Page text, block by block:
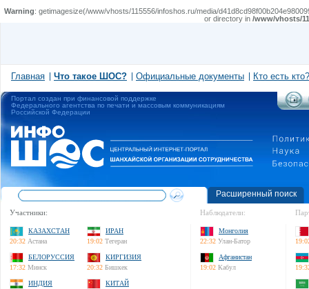
Warning: getimagesize(/www/vhosts/115556/infoshos.ru/media/
or directory in /www/vhosts/
Главная Что такое ШОС? Официальные документы Кто есть кто?
Портал создан при финансовой поддержке
Федерального агентства по печати и массовым коммуникациям
Российской Федерации
Расширенный поиск
Участники:
КАЗАХСТАН
20:32 Астана
ИРАН
19:02 Тегеран
БЕЛОРУССИЯ
17:32 Минск
КИРГИЗИЯ
20:32 Бишкек
ИНДИЯ
КИТАЙ
Наблюдатели:
Монголия
22:32 Улан-Батор
Афганистан
19:02 Кабул